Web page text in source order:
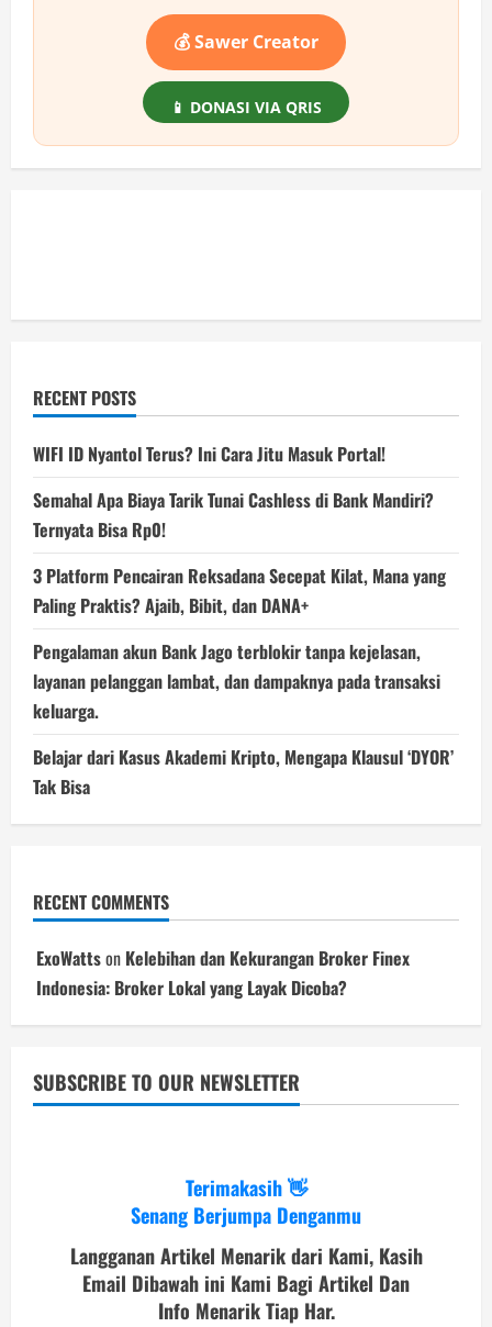
💰 Sawer Creator
📱 DONASI VIA QRIS
RECENT POSTS
WIFI ID Nyantol Terus? Ini Cara Jitu Masuk Portal!
Semahal Apa Biaya Tarik Tunai Cashless di Bank Mandiri?
Ternyata Bisa Rp0!
3 Platform Pencairan Reksadana Secepat Kilat, Mana yang
Paling Praktis? Ajaib, Bibit, dan DANA+
Pengalaman akun Bank Jago terblokir tanpa kejelasan,
layanan pelanggan lambat, dan dampaknya pada transaksi
keluarga.
Belajar dari Kasus Akademi Kripto, Mengapa Klausul ‘DYOR’
Tak Bisa
RECENT COMMENTS
ExoWattson Kelebihan dan Kekurangan Broker Finex
Indonesia: Broker Lokal yang Layak Dicoba?
SUBSCRIBE TO OUR NEWSLETTER
Terimakasih 👋
Senang Berjumpa Denganmu
Langganan Artikel Menarik dari Kami, Kasih
Email Dibawah ini Kami Bagi Artikel Dan
Info Menarik Tiap Har.